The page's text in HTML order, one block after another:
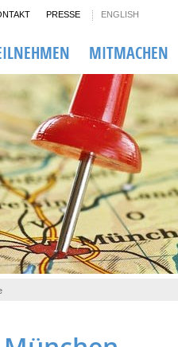
PRESSE ENGLISH
MITMACHEN